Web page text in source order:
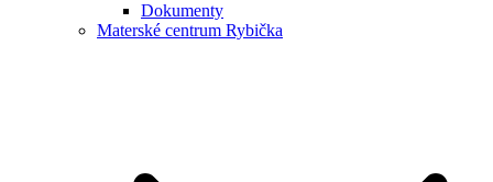
Dokumenty
Materské centrum Rybička